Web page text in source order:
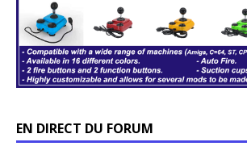
EN DIRECT DU FORUM